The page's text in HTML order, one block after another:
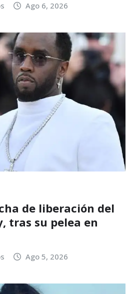
Ago 6, 2026
de liberación del
tras su pelea en
Ago 5, 2026